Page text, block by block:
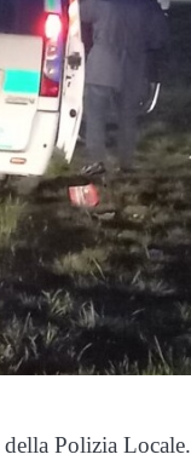
Polizia Locale.